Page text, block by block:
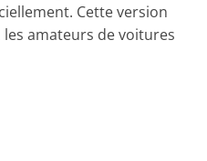
Cette version
amateurs de voitures